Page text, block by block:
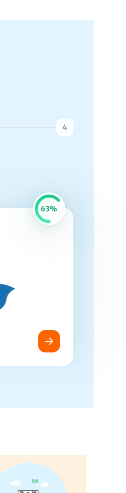
4
63%